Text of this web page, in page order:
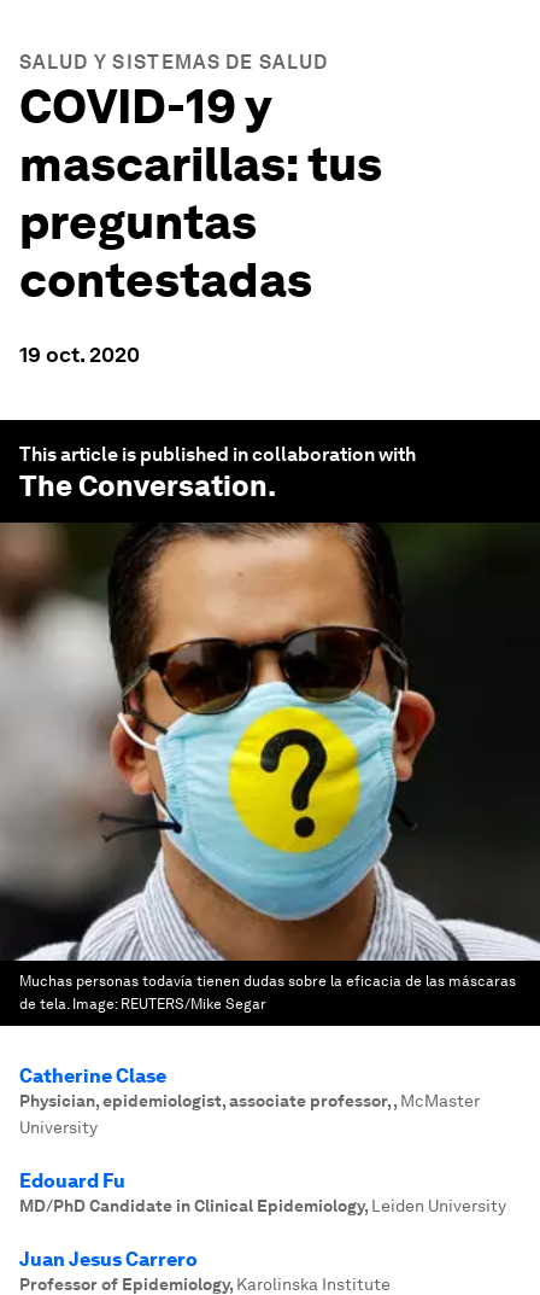
SALUD Y SISTEMAS DE SALUD
COVID-19 y
mascarillas: tus
preguntas
contestadas
19 oct. 2020
This article is published in collaboration with
The Conversation.
Muchas personas todavía tienen dudas sobre la eficacia de las máscaras
de tela. Image: REUTERS/Mike Segar
Catherine Clase
Physician, epidemiologist, associate professor,, McMaster
University
Edouard Fu
MD/PhD Candidate in Clinical Epidemiology, Leiden University
Juan Jesus Carrero
Professor of Epidemiology, Karolinska Institute